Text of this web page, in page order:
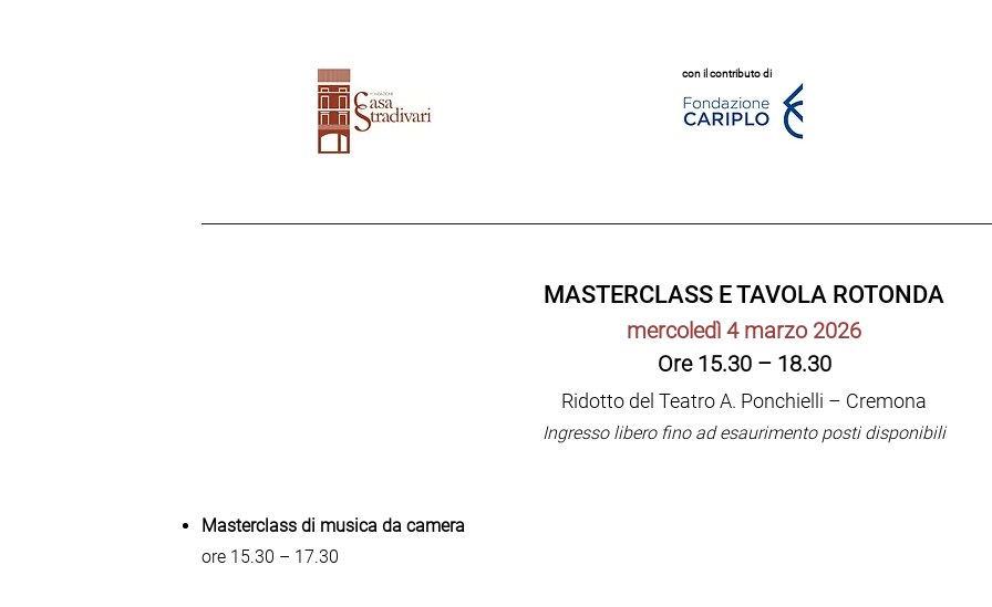
con il contributo di
MASTERCLASS E TAVOLA ROTONDA
mercoledì 4 marzo 2026
Ore 15.30 – 18.30
Ridotto del Teatro A. Ponchielli – Cremona
Ingresso libero fino ad esaurimento posti disponibili
Masterclass di musica da camera
ore 15.30 – 17.30